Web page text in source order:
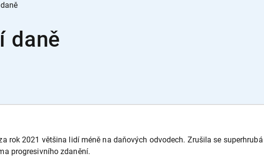
daně
rok 2021 většina lidí méně na daňových odvodech. Zrušila se
progresivního zdanění.